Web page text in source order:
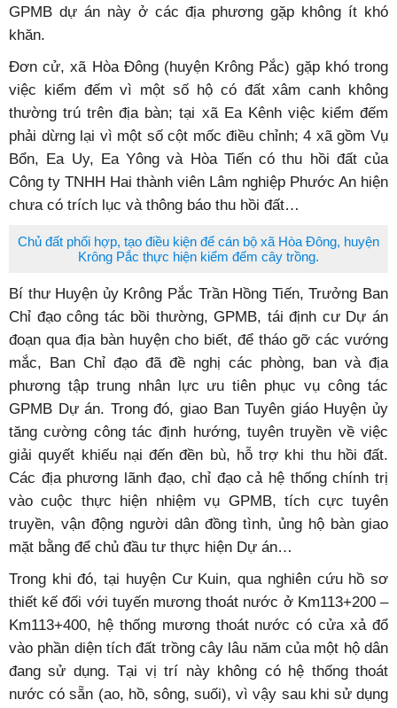
GPMB dự án này ở các địa phương gặp không ít khó
khăn.
Đơn cử, xã Hòa Đông (huyện Krông Pắc) gặp khó trong
việc kiểm đếm vì một số hộ có đất xâm canh không
thường trú trên địa bàn; tại xã Ea Kênh việc kiểm đếm
phải dừng lại vì một số cột mốc điều chỉnh; 4 xã gồm Vụ
Bổn, Ea Uy, Ea Yông và Hòa Tiến có thu hồi đất của
Công ty TNHH Hai thành viên Lâm nghiệp Phước An hiện
chưa có trích lục và thông báo thu hồi đất…
Chủ đất phối hợp, tạo điều kiện để cán bộ xã Hòa Đông, huyện
Krông Pắc thực hiện kiểm đếm cây trồng.
Bí thư Huyện ủy Krông Pắc Trần Hồng Tiến, Trưởng Ban
Chỉ đạo công tác bồi thường, GPMB, tái định cư Dự án
đoạn qua địa bàn huyện cho biết, để tháo gỡ các vướng
mắc, Ban Chỉ đạo đã đề nghị các phòng, ban và địa
phương tập trung nhân lực ưu tiên phục vụ công tác
GPMB Dự án. Trong đó, giao Ban Tuyên giáo Huyện ủy
tăng cường công tác định hướng, tuyên truyền về việc
giải quyết khiếu nại đến đền bù, hỗ trợ khi thu hồi đất.
Các địa phương lãnh đạo, chỉ đạo cả hệ thống chính trị
vào cuộc thực hiện nhiệm vụ GPMB, tích cực tuyên
truyền, vận động người dân đồng tình, ủng hộ bàn giao
mặt bằng để chủ đầu tư thực hiện Dự án…
Trong khi đó, tại huyện Cư Kuin, qua nghiên cứu hồ sơ
thiết kế đối với tuyến mương thoát nước ở Km113+200 –
Km113+400, hệ thống mương thoát nước có cửa xả đổ
vào phần diện tích đất trồng cây lâu năm của một hộ dân
đang sử dụng. Tại vị trí này không có hệ thống thoát
nước có sẵn (ao, hồ, sông, suối), vì vậy sau khi sử dụng